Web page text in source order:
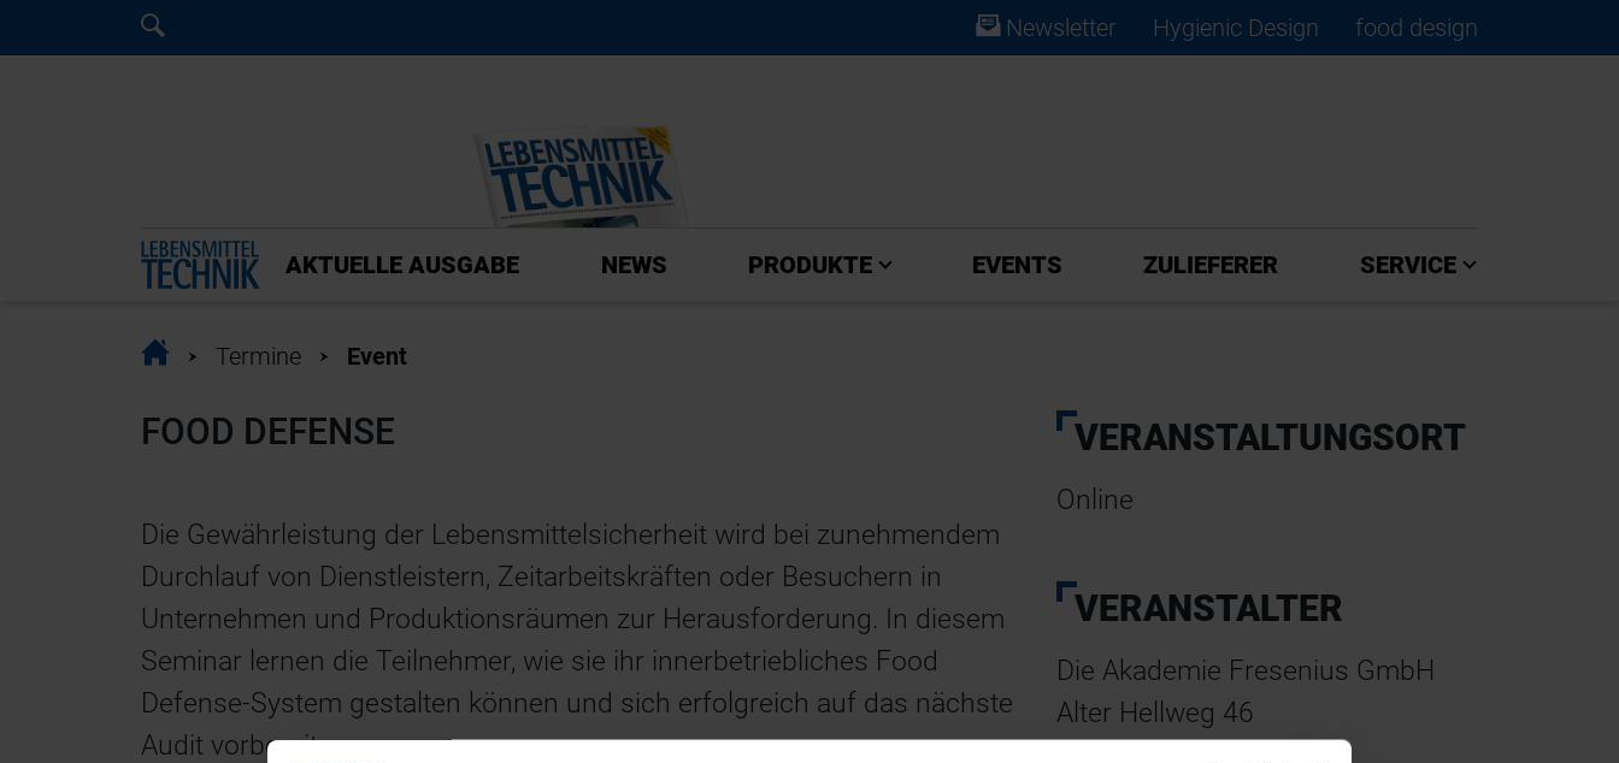
Newsletter Hygienic Design
food design
Home
Home
AKTUELLE AUSGABE NEWS PRODUKTE EVENTS ZULIEFERER SERVICE
HomeTermine Event
FOOD DEFENSE
Die Gewährleistung der Lebensmittelsicherheit wird bei zunehmendem
Durchlauf von Dienstleistern, Zeitarbeitskräften oder Besuchern in
Unternehmen und Produktionsräumen zur Herausforderung. In diesem
Seminar lernen die Teilnehmer, wie sie ihr innerbetriebliches Food
Defense-System gestalten können und sich erfolgreich auf das nächste
Audit vorbereiten.
VERANSTALTUNGSORT
Online
VERANSTALTER
Die Akademie Fresenius GmbH
Alter Hellweg 46
×